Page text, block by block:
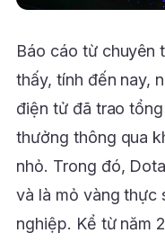
Báo cáo từ chuyên
thấy, tính đến nay,
điện tử đã trao
thưởng thông qua
nhỏ. Trong đó,
và là mỏ vàng thực
nghiệp. Kể từ năm